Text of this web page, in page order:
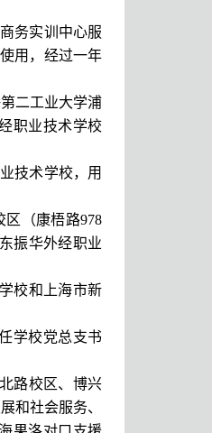
务实训中心服
用，经过一年
二工业大学浦
职业技术学校
技术学校，用
区（康梧路978
振华外经职业
校和上海市新
学校党总支书
路校区、博兴
和社会服务、